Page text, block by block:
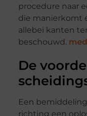
procedure naar
die manierkomt
allebei kanten
beschouwd.
De
Een
richting een